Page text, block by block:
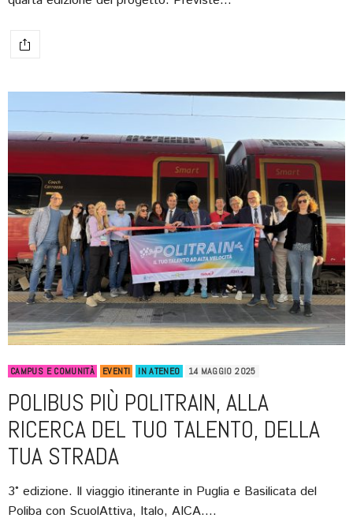
CAMPUS E COMUNITÀ EVENTI IN ATENEO 14 MAGGIO 2025
POLIBUS PIÙ POLITRAIN, ALLA
RICERCA DEL TUO TALENTO, DELLA
TUA STRADA
3° edizione. Il viaggio itinerante in Puglia e Basilicata del
Poliba con ScuolAttiva, Italo, AICA.…